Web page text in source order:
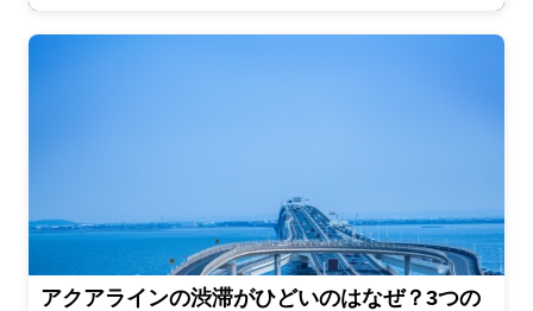
アクアラインの渋滞がひどいのはなぜ？3つの